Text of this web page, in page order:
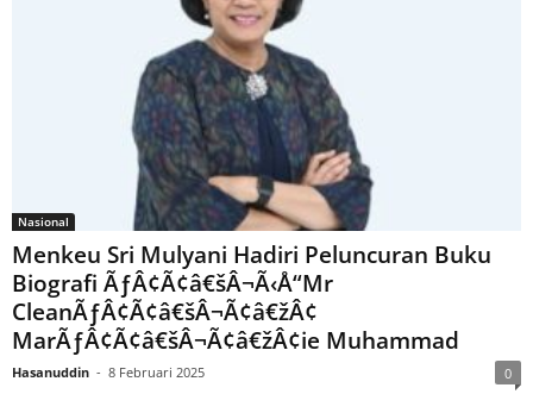
Nasional
Menkeu Sri Mulyani Hadiri Peluncuran Buku
Biografi ÃƒÂ¢Ã¢â€šÂ¬Ã‹Å“Mr
CleanÃƒÂ¢Ã¢â€šÂ¬Ã¢â€žÂ¢
MarÃƒÂ¢Ã¢â€šÂ¬Ã¢â€žÂ¢ie Muhammad
Hasanuddin - 8 Februari 2025 0